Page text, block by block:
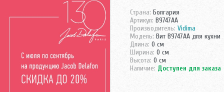
Страна: Болгария
Артикул: B9747AA
Производитель: Vidima
Модель: Вит B9747AA для кухни
Длина: 0 см
Ширина: 0 см
Высота: 0 см
Наличие: Доступен для заказа